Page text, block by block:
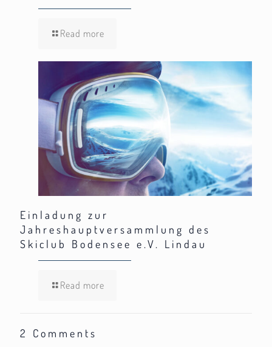
Read more
Einladung zur
Jahreshauptversammlung des
Skiclub Bodensee e.V. Lindau
Read more
2 Comments